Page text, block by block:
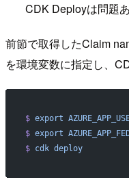
CDK Deployは問題
前節で取得したClaim
を環境変数に指定し、
$ export
$ export
$ cdk deploy